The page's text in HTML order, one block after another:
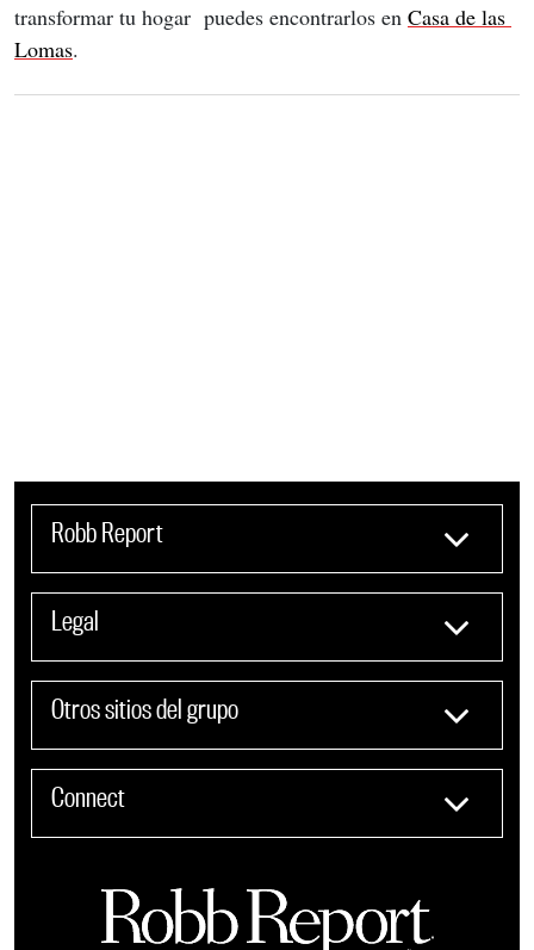
transformar tu hogar  puedes encontrarlos en Casa de las
Lomas.
Robb Report
Legal
Otros sitios del grupo
Connect